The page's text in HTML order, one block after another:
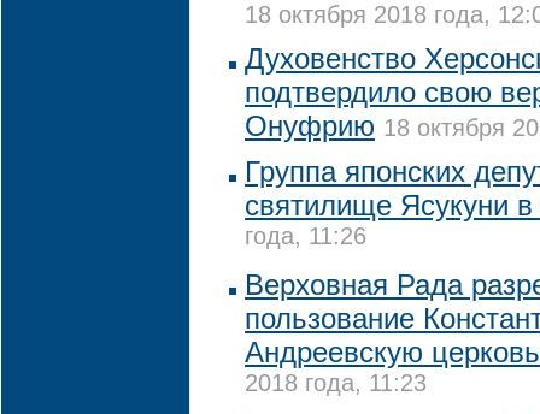
18 октября 2018 года,
Духовенство
подтвердило свою
Онуфрию 18 октября
Группа японских
святилище Ясукуни в
года, 11:26
Верховная Рада
пользование
Андреевскую
2018 года, 11:23